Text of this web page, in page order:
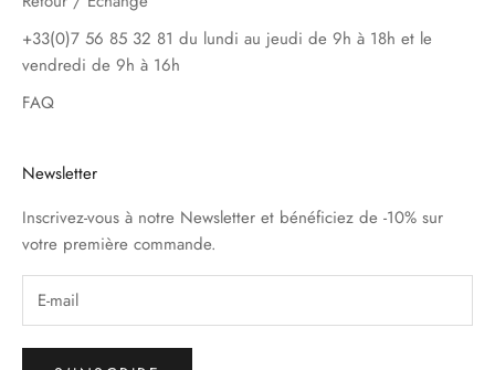
+33(0)7 56 85 32 81 du lundi au jeudi de 9h à 18h et le
vendredi de 9h à 16h
FAQ
Newsletter
Inscrivez-vous à notre Newsletter et bénéficiez de -10% sur
votre première commande.